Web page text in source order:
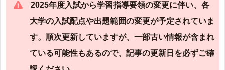
2025年度入試から学習指導要領の変更に伴い、各
大学の入試配点や出題範囲の変更が予定されていま
す。順次更新していますが、一部古い情報が含まれ
ている可能性もあるので、記事の更新日を必ずご確